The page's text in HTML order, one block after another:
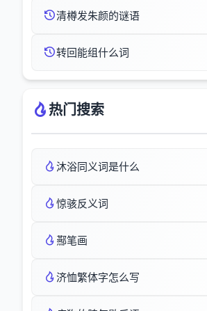
清樽发朱颜的谜语
转回能组什么词
热门搜索
沐浴同义词是什么
惊骇反义词
酀笔画
济恤繁体字怎么写